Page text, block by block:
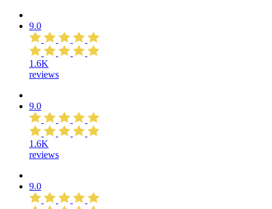
9.0
1.6K
reviews
9.0
1.6K
reviews
9.0